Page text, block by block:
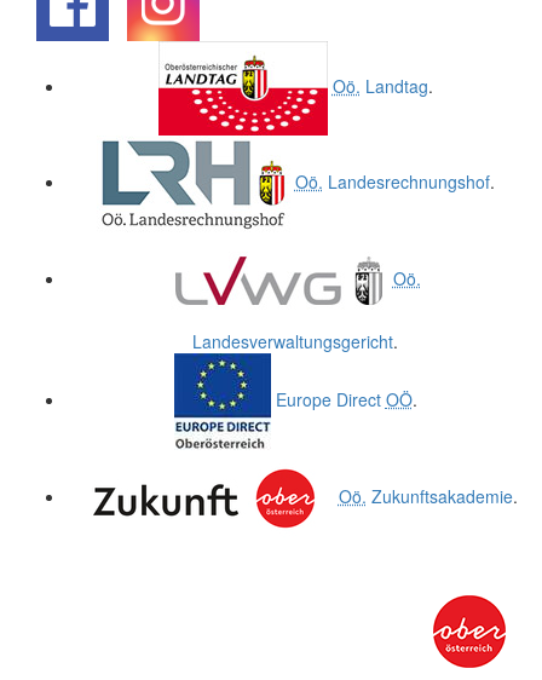
Oö. Landtag.
Oö. Landesrechnungshof.
Oö.
Landesverwaltungsgericht.
Europe Direct OÖ.
Oö. Zukunftsakademie.